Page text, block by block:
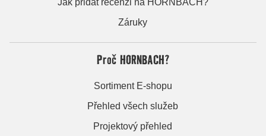
Záruky
Proč HORNBACH?
Sortiment E-shopu
Přehled všech služeb
Projektový přehled